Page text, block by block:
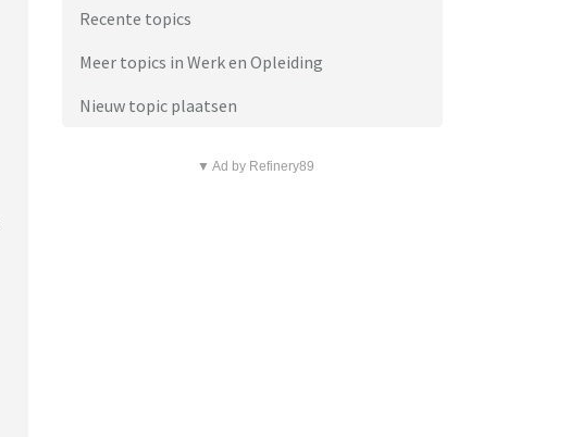
Recente topics
Meer topics in Werk en Opleiding
Nieuw topic plaatsen
▼ Ad by Refinery89